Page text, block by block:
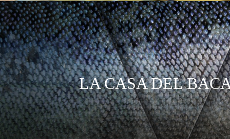
LA CASA DEL